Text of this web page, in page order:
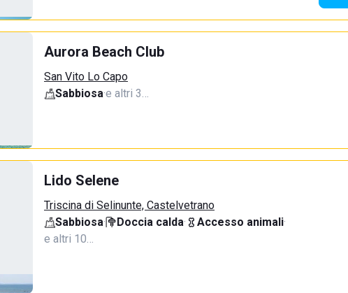
Aurora Beach Club
San Vito Lo Capo
Sabbiosa·e altri 3…
Lido Selene
Triscina di Selinunte, Castelvetrano
Sabbiosa· Doccia calda· Accesso animali·
e altri 10…